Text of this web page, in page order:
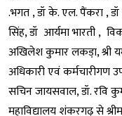
.भगत , डॉ के. एल. पैंकरा ,
सिंह, डॉ आर्यमा भारती ,
अखिलेश कुमार लकडा़, श्री
अधिकारी एवं कर्मचारीगण
सचिन जायसवाल, डॉ. रवि
महाविद्यालय शंकरगढ़ से